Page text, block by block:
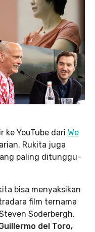
ke YouTube dari We
Rukita juga
paling ditunggu-
bisa menyaksikan
film ternama
Soderbergh,
del Toro,